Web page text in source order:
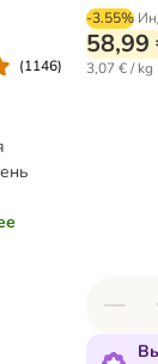
(1146)
-3.55%
58,99
3,07 € / kg